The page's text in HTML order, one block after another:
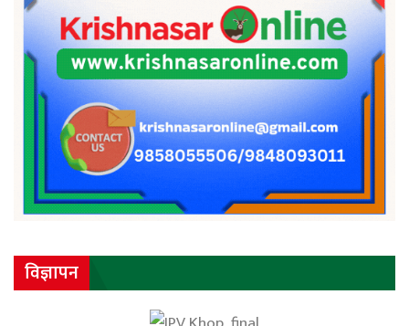
विज्ञापन